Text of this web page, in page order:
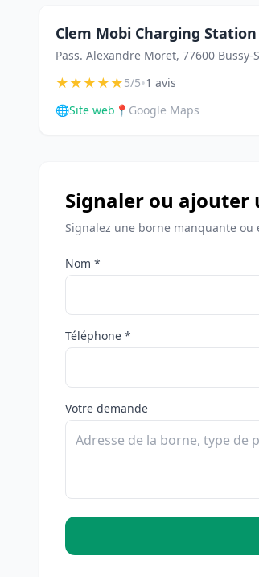
Clem Mobi Charging Station
Pass. Alexandre Moret, 77600 Bussy-
★★★★★5/5•1 avis
🌐Site web 📍 Google Maps
Signaler ou ajouter
Signalez une borne manquante ou
Nom *
Téléphone *
Votre demande